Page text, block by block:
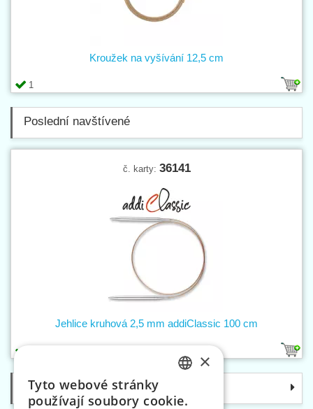
1
Kroužek na vyšívání 12,5 cm
Poslední navštívené
č. karty: 36141
Jehlice kruhová 2,5 mm addiClassic 100 cm
Kategorie
×
Tyto webové stránky
používají soubory cookie.